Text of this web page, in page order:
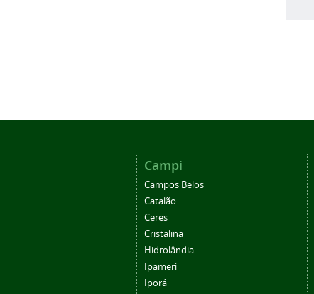
Campos Belos
Catalão
Ceres
Cristalina
Hidrolândia
Ipameri
Iporá
Morrinhos
Posse